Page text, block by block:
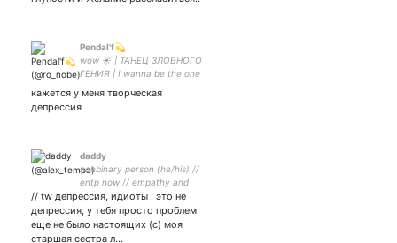
Pendal'f💫
wow ☀ | ТАНЕЦ ЗЛОБНОГО
ГЕНИЯ | I wanna be the one
believe that you could l
кажется у меня творческая
депрессия
daddy
nonbinary person (he/his) //
entp now // empathy and
psychopathy // saint-
petersburg 🇬🇧🇩🇪🇲🇫
// tw депрессия, идиоты . это не
депрессия, у тебя просто проблем
еще не было настоящих (с) моя
старшая сестра л…